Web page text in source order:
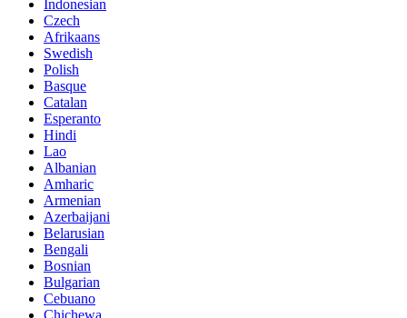
Indonesian
Czech
Afrikaans
Swedish
Polish
Basque
Catalan
Esperanto
Hindi
Lao
Albanian
Amharic
Armenian
Azerbaijani
Belarusian
Bengali
Bosnian
Bulgarian
Cebuano
Chichewa